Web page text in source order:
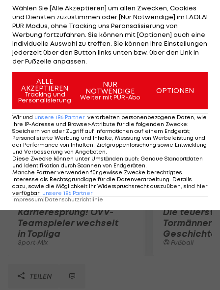
Paulinho (TST/+11 sec) und Bauke Mollema (BLA/+29)
landen auf den weiteren Plätzen. Marco Haller
kommt als 110. ins Ziel, Bernhard Eisel wird 132. Mit
dem Tagessieg übernimmt Boasson Hagen auch
die Gesamtführung seines Landsmannes
Alexander Kristoff (KAT).
Mehr zum Thema
Karrieresprung! ÖVV-
Teamspieler wechselt
in Topliga
Sport-Mix
Die
Tormänner
Geschichte
Fußball
TEILEN
Wählen Sie [Alle Akzeptieren] um allen Zwecken, Cookies
und Diensten zuzustimmen oder [Nur Notwendige] im LAOLA1
PUR Modus, ohne Tracking uns Peronsalisierung von
Werbung fortzufahren. Sie können mit [Optionen] auch eine
individuelle Auswahl zu treffen. Sie können Ihre Einstellungen
jederzeit über den Button links unten bzw. über den Link in
der Fußzeile anpassen.
ALLE
AKZEPTIEREN
Tracking und
Personalisierung
NUR
NOTWENDIGE
Weiter mit PUR-Abo
OPTIONEN
Wir und unsere 186 Partner verarbeiten personenbezogene Daten, wie
Ihre IP-Adresse und Browser-Attribute für die folgenden Zwecke:
Speichern von oder Zugriff auf Informationen auf einem Endgerät;
Personalisierte Werbung und Inhalte, Messung von Werbeleistung und
der Performance von Inhalten, Zielgruppenforschung sowie Entwicklung
und Verbesserung von Angeboten.
Diese Zwecke können unter Umständen auch: Genaue Standortdaten
und Identifikation durch Scannen von Endgeräten.
Manche Partner verwenden für gewisse Zwecke berechtigtes
Interesse als Rechtsgrundlage für die Datenverarbeitung. Details
dazu, sowie die Möglichkeit Ihr Widerspruchsrecht auszuüben, sind hier
verfügbar: unsere 186 Partner
Impressum Datenschutzrichtlinie